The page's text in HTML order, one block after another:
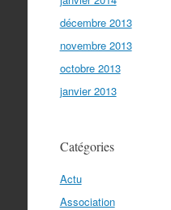
décembre 2013
novembre 2013
octobre 2013
janvier 2013
Catégories
Actu
Association